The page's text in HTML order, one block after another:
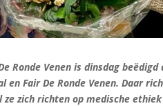
Ronde Venen is dinsdag
Fair De Ronde Venen. Daar
zich richten op medische